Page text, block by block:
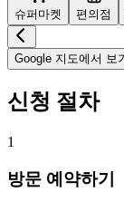
슈퍼마켓 편의점
Google 지도에서 보
신청 절차
1
방문 예약하기